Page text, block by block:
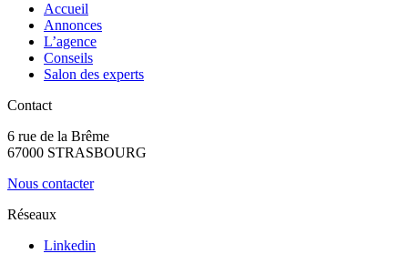
Accueil
Annonces
L’agence
Conseils
Salon des experts
Contact
6 rue de la Brême
67000 STRASBOURG
Nous contacter
Réseaux
Linkedin